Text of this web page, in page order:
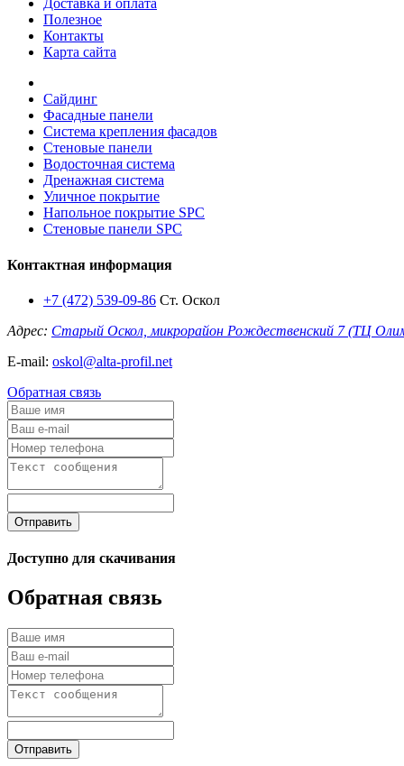
Доставка и оплата
Полезное
Контакты
Карта сайта
Сайдинг
Фасадные панели
Система крепления фасадов
Стеновые панели
Водосточная система
Дренажная система
Уличное покрытие
Напольное покрытие SPC
Стеновые панели SPC
Контактная информация
+7 (472) 539-09-86 Ст. Оскол
Адрес: Старый Оскол, микрорайон Рождественский 7 (ТЦ
E-mail: oskol@alta-profil.net
Обратная связь
Отправить
Доступно для скачивания
Обратная связь
Отправить